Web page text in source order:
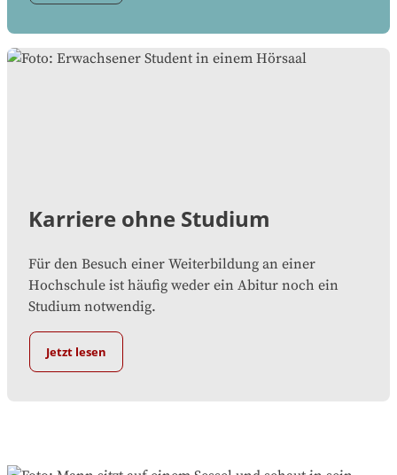
Karriere ohne Studium
Für den Besuch einer Weiterbildung an einer
Hochschule ist häufig weder ein Abitur noch ein
Studium notwendig.
Jetzt lesen